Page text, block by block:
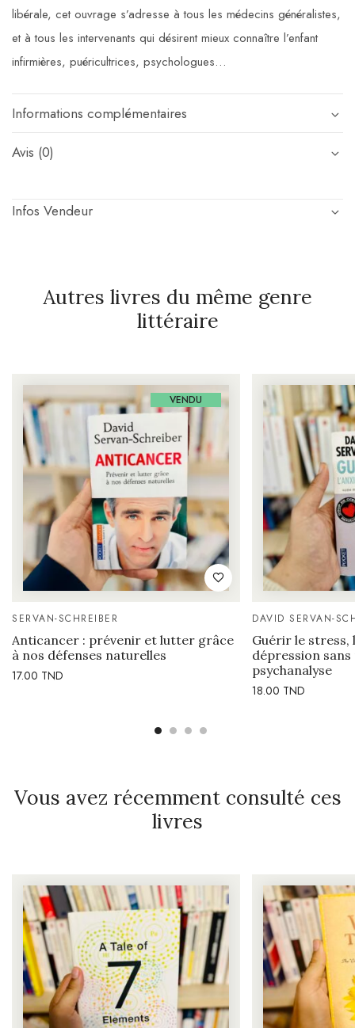
libérale, cet ouvrage s’adresse à tous les médecins généralistes,
et à tous les intervenants qui désirent mieux connaître l’enfant
infirmières, puéricultrices, psychologues…
Informations complémentaires
Avis (0)
Infos Vendeur
Autres livres du même genre
littéraire
VENDU
SERVAN-SCHREIBER
Anticancer : prévenir et lutter grâce
à nos défenses naturelles
17.00 TND
DAVID SERVAN-
Guérir le stress,
dépression
psychanalyse
18.00 TND
Vous avez récemment consulté ces
livres